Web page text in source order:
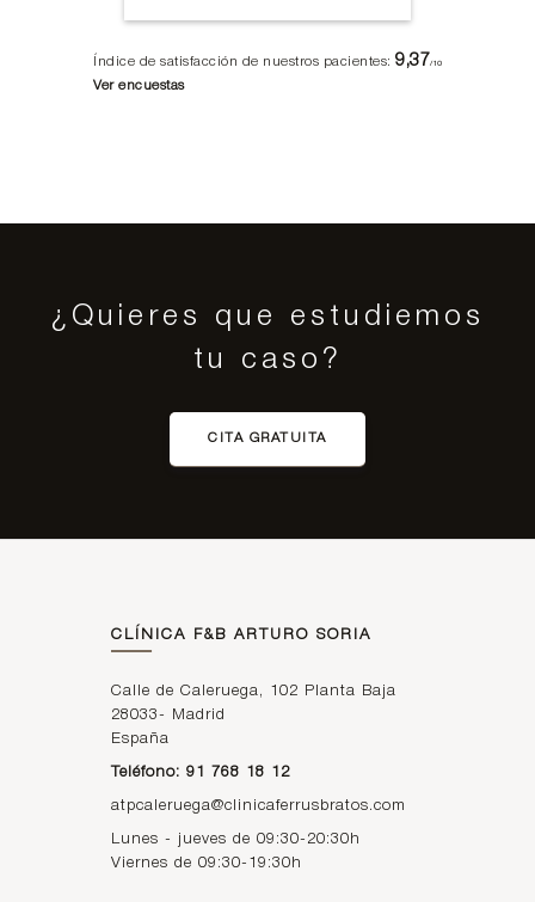
Índice de satisfacción de nuestros pacientes:9,37/10
Ver encuestas
¿Quieres que estudiemos
tu caso?
CITA GRATUITA
CLÍNICA F&B ARTURO SORIA
Calle de Caleruega, 102 Planta Baja
28033-
Madrid
España
Teléfono: 91 768 18 12
atpcaleruega@clinicaferrusbratos.com
Lunes - jueves de 09:30-20:30h
Viernes de 09:30-19:30h